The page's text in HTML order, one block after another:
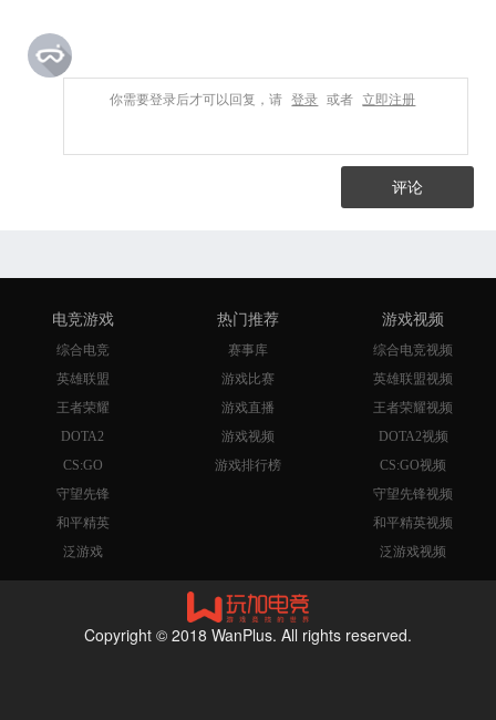
你需要登录后才可以回复，请 登录 或者 立即注册
评论
电竞游戏
综合电竞
英雄联盟
王者荣耀
DOTA2
CS:GO
守望先锋
和平精英
泛游戏
热门推荐
赛事库
游戏比赛
游戏直播
游戏视频
游戏排行榜
游戏视频
综合电竞视频
英雄联盟视频
王者荣耀视频
DOTA2视频
CS:GO视频
守望先锋视频
和平精英视频
泛游戏视频
Copyright © 2018 WanPlus. All rights reserved.